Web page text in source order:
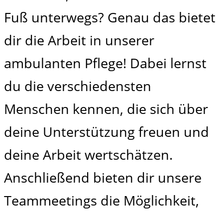
Fuß unterwegs? Genau das bietet
dir die Arbeit in unserer
ambulanten Pflege! Dabei lernst
du die verschiedensten
Menschen kennen, die sich über
deine Unterstützung freuen und
deine Arbeit wertschätzen.
Anschließend bieten dir unsere
Teammeetings die Möglichkeit,